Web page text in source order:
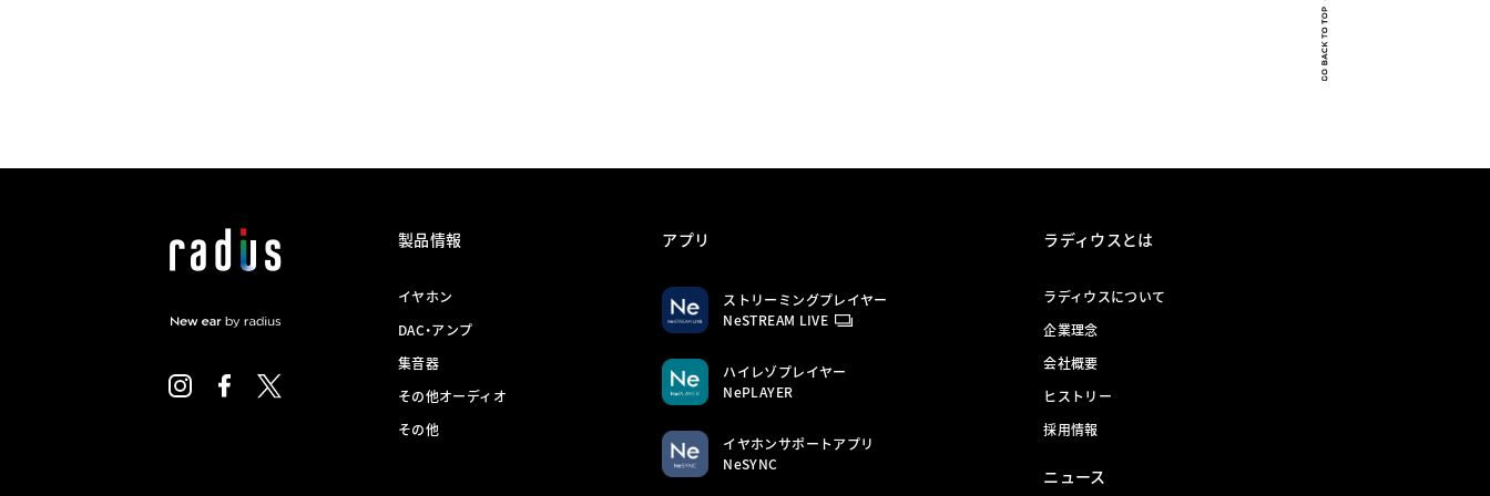
製品情報
イヤホン
DAC・アンプ
集音器
その他オーディオ
その他
アプリ
ストリーミングプレイヤー
NeSTREAM LIVE
ハイレゾプレイヤー
NePLAYER
イヤホンサポートアプリ
NeSYNC
ラディウスとは
ラディウスについて
企業理念
会社概要
ヒストリー
採用情報
ニュース